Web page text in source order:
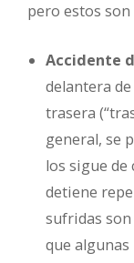
pero estos son
Accidente
delantera
trasera
general, se
los sigue de
detiene
sufridas
que